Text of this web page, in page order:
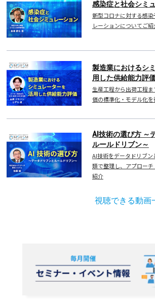
感染症と社会シミ
新型コロナに対する感
レーションについてご紹
製造業におけるシ
用した供給能力評
生産工程から出荷工程
価の標準化・モデル化
AI技術の選び方 ～
ルールドリブン～
AI技術をデータドリブ
類で整理し、アプロー
紹介
視聴できる動画